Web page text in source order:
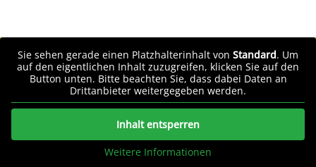
Sie sehen gerade einen Platzhalterinhalt von Standard. Um
auf den eigentlichen Inhalt zuzugreifen, klicken Sie auf den
Button unten. Bitte beachten Sie, dass dabei Daten an
Drittanbieter weitergegeben werden.
Inhalt entsperren
Weitere Informationen